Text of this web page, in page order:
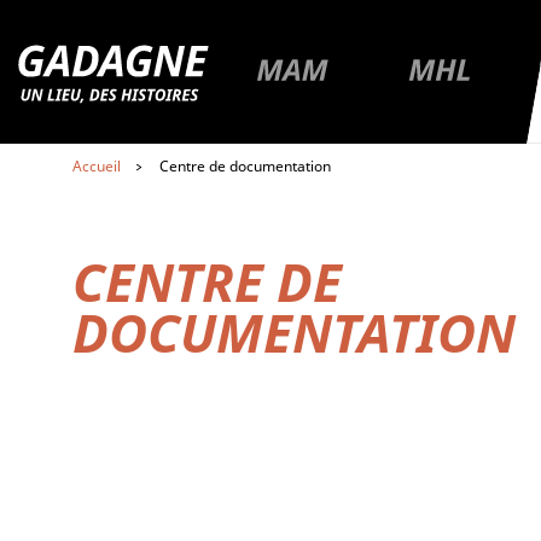
Aller au contenu
Aller au premier menu de navigation
Aller à la page du musée Gadagne
Aller à la page du musée
Aller à la
Accueil Centre de documentation
CENTRE DE
DOCUMENTATION